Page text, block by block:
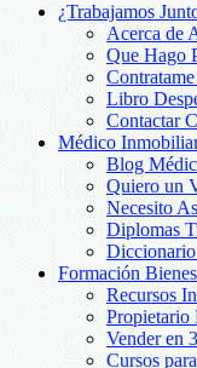
¿Trabajamos
Acerca de
Que Hago
Libro
Contactar
Médico
Blog
Quiero un
Necesito
Diplomas
Formación
Recursos
Vender en
Cursos